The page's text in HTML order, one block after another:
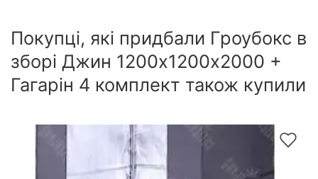
Покупці, які придбали Гроубокс в
зборі Джин 1200х1200х2000 +
Гагарін 4 комплект також купили